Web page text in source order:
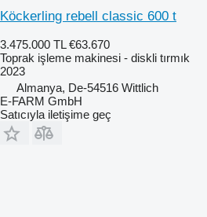
Köckerling rebell classic 600 t
3.475.000 TL €63.670
Toprak işleme makinesi - diskli tırmık
2023
Almanya, De-54516 Wittlich
E-FARM GmbH
Satıcıyla iletişime geç